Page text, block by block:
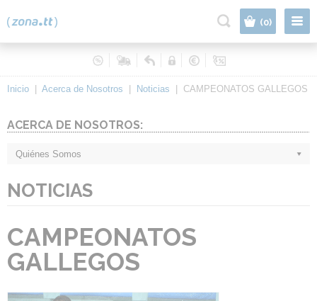
(0)
Inicio Acerca de Nosotros Noticias CAMPEONATOS GALLEGOS
ACERCA DE NOSOTROS:
Quiénes Somos
NOTICIAS
CAMPEONATOS
GALLEGOS